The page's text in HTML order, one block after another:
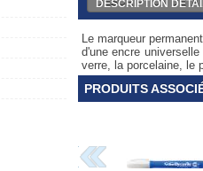
DESCRIPTION
Le marqueur
d'une encre
verre, la porcelaine, le
PRODUITS